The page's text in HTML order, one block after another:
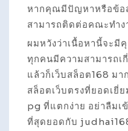
หากคุณมีปัญหาหรือข้อ
สามารถติดต่อคณะทำ
ผมหวังว่าเนื้อหานี้จะมี
ทุกคนมีความสามารถเ
แล้วก็เว็บสล็อต168 ม
สล็อตเว็บตรงที่ยอดเยี่
pg ที่แตกง่าย อย่าลืม
ที่สุดยอดกับ